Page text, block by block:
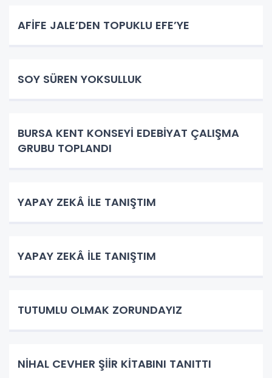
AFİFE JALE’DEN TOPUKLU EFE’YE
SOY SÜREN YOKSULLUK
BURSA KENT KONSEYİ EDEBİYAT ÇALIŞMA
GRUBU TOPLANDI
YAPAY ZEKÂ İLE TANIŞTIM
YAPAY ZEKÂ İLE TANIŞTIM
TUTUMLU OLMAK ZORUNDAYIZ
NİHAL CEVHER ŞİİR KİTABINI TANITTI